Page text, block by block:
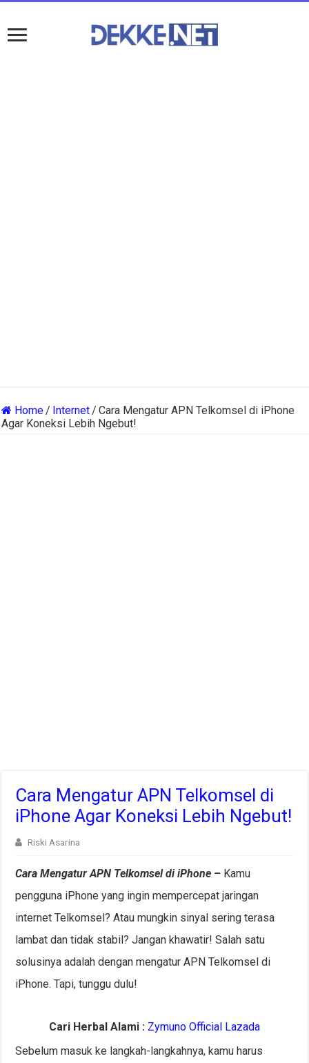
Home/ Internet/ Cara Mengatur APN Telkomsel di iPhone
Agar Koneksi Lebih Ngebut!
Cara Mengatur APN Telkomsel di
iPhone Agar Koneksi Lebih Ngebut!
Riski Asarina
Cara Mengatur APN Telkomsel di iPhone – Kamu
pengguna iPhone yang ingin mempercepat jaringan
internet Telkomsel? Atau mungkin sinyal sering terasa
lambat dan tidak stabil? Jangan khawatir! Salah satu
solusinya adalah dengan mengatur APN Telkomsel di
iPhone. Tapi, tunggu dulu!
Cari Herbal Alami : Zymuno Official Lazada
Sebelum masuk ke langkah-langkahnya, kamu harus